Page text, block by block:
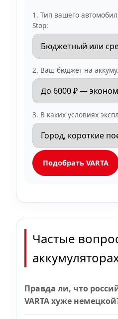
1. Тип вашего
Stop:
2. Ваш бюджет на
3. В каких условиях
Подобрать VARTA
Частые
Правда ли, что
VARTA хуже